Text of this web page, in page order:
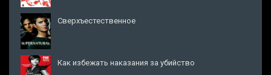
Сверхъестественное
Как избежать наказания за убийство